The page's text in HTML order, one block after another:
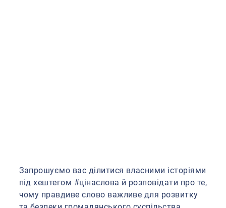
Запрошуємо вас ділитися власними історіями
під хештегом #цінаслова й розповідати про те,
чому правдиве слово важливе для розвитку